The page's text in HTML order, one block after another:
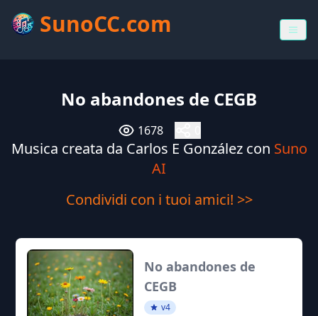
SunoCC.com
No abandones de CEGB
1678
Musica creata da Carlos E González con Suno
AI
Condividi con i tuoi amici! >>
No abandones de
CEGB
v4